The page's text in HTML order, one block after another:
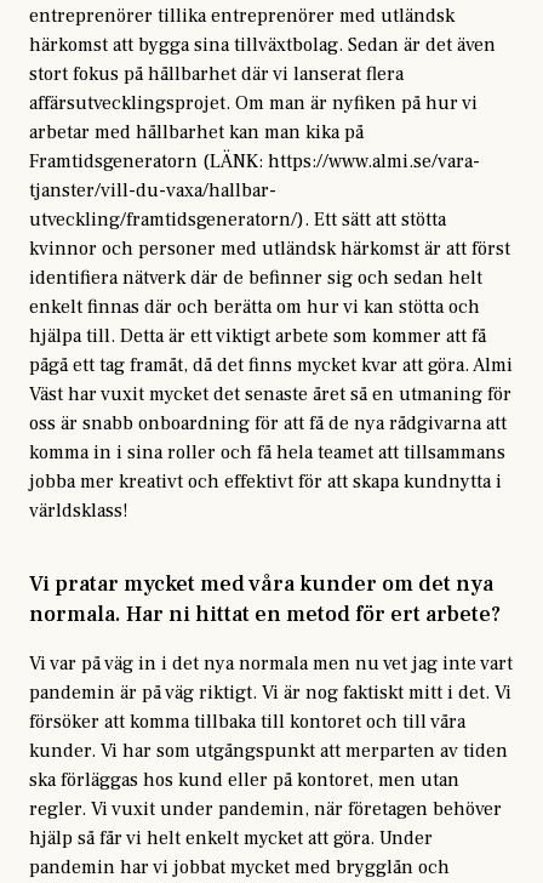
entreprenörer tillika entreprenörer med utländsk
härkomst att bygga sina tillväxtbolag. Sedan är det även
stort fokus på hållbarhet där vi lanserat flera
affärsutvecklingsprojet. Om man är nyfiken på hur vi
arbetar med hållbarhet kan man kika på
Framtidsgeneratorn (LÄNK: https://www.almi.se/vara-
tjanster/vill-du-vaxa/hallbar-
utveckling/framtidsgeneratorn/). Ett sätt att stötta
kvinnor och personer med utländsk härkomst är att först
identifiera nätverk där de befinner sig och sedan helt
enkelt finnas där och berätta om hur vi kan stötta och
hjälpa till. Detta är ett viktigt arbete som kommer att få
pågå ett tag framåt, då det finns mycket kvar att göra. Almi
Väst har vuxit mycket det senaste året så en utmaning för
oss är snabb onboardning för att få de nya rådgivarna att
komma in i sina roller och få hela teamet att tillsammans
jobba mer kreativt och effektivt för att skapa kundnytta i
världsklass!
Vi pratar mycket med våra kunder om det nya
normala. Har ni hittat en metod för ert arbete?
Vi var på väg in i det nya normala men nu vet jag inte vart
pandemin är på väg riktigt. Vi är nog faktiskt mitt i det. Vi
försöker att komma tillbaka till kontoret och till våra
kunder. Vi har som utgångspunkt att merparten av tiden
ska förläggas hos kund eller på kontoret, men utan
regler. Vi vuxit under pandemin, när företagen behöver
hjälp så får vi helt enkelt mycket att göra. Under
pandemin har vi jobbat mycket med brygglån och